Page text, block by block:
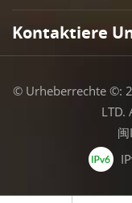
Kontaktiere
© Urheberrechte ©:
LTD.